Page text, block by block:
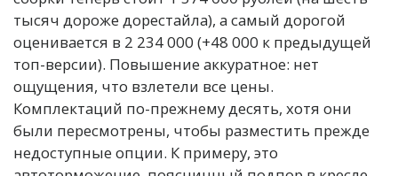
тысяч дороже дорестайла), а самый дорогой
оценивается в 2 234 000 (+48 000 к предыдущей
топ-версии). Повышение аккуратное: нет
ощущения, что взлетели все цены.
Комплектаций по-прежнему десять, хотя они
были пересмотрены, чтобы разместить прежде
недоступные опции. К примеру, это